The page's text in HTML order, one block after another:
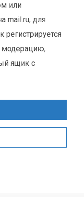
или
mail.ru, для
регистрируется
модерацию,
ящик с